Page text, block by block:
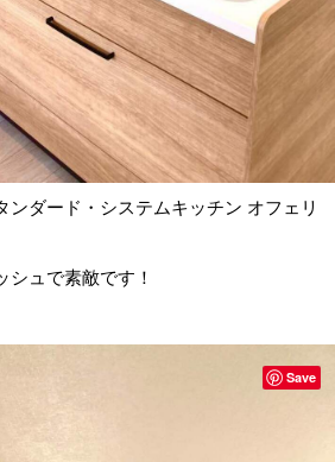
ンダード・システムキッチン オフェリ
シュで素敵です！
Save